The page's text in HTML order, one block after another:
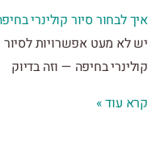
לבחור סיור קולינרי בחיפה
מעט אפשרויות לסיור
בחיפה — וזה בדיוק
עוד »